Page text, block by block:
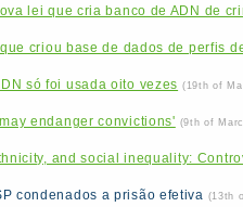
lei que cria banco de ADN de
criou base de dados de perfis
só foi usada oito vezes (19th of
endanger convictions' (9th of
and social inequality:
condenados a prisão efetiva (13th